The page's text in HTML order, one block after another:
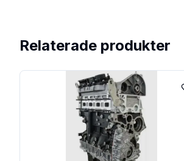
Relaterade produkter